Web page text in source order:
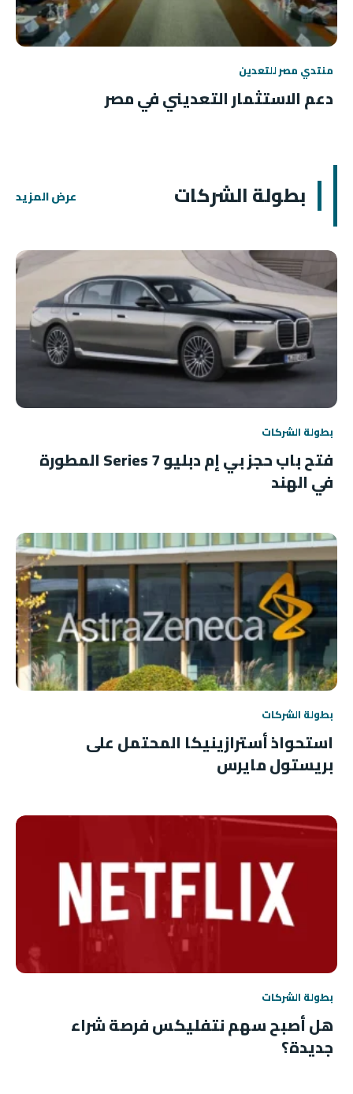
منتدي مصر للتعدين
دعم الاستثمار التعديني في مصر
بطولة الشركات عرض المزيد
بطولة الشركات
فتح باب حجز بي إم دبليو 7 Series المطورة
في الهند
بطولة الشركات
استحواذ أسترازينيكا المحتمل على
بريستول مايرس
بطولة الشركات
هل أصبح سهم نتفليكس فرصة شراء
جديدة؟